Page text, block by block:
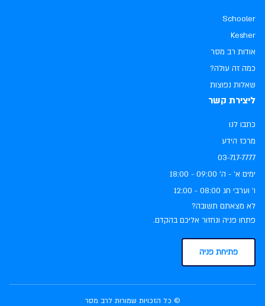
Schooler
Kesher
אודות רב מסר
כמה זה עולה?
שאלות נפוצות
ליצירת קשר
כתבו לנו
מרכז הידע
03-717-7777
ימים א׳ - ה׳ ‏09:00 - 18:00
ו׳ וערבי חג ‏08:00 - 12:00
לא מצאתם תשובה?
פתחו פניה ונחזור אליכם בהקדם.
פתיחת פניה
© כל הזכויות שמורות לרב מסר